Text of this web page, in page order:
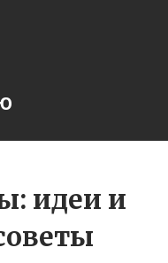
идеи и